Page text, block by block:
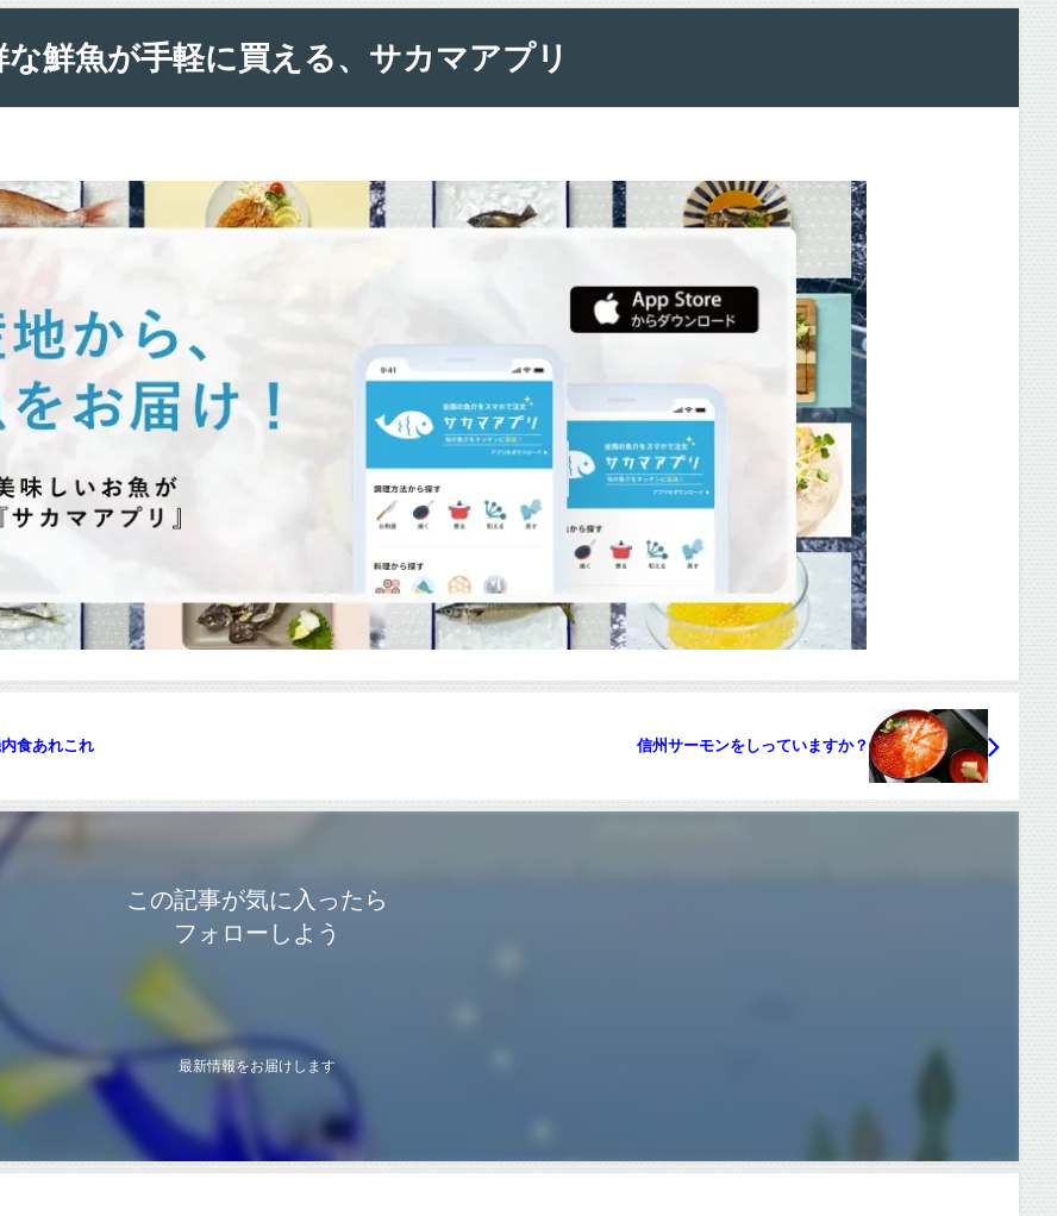
な鮮魚が手軽に買える、サカマアプリ
食あれこれ 信州サーモンをしっていますか？
この記事が気に入ったら
フォローしよう
最新情報をお届けします